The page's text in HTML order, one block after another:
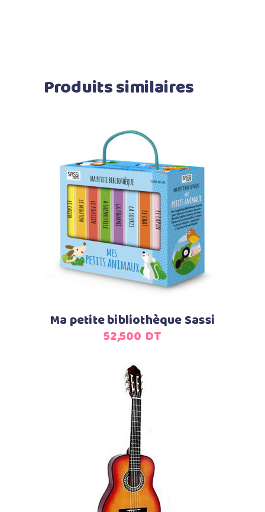
Produits similaires
Ajouter au panier
Ma petite bibliothèque Sassi
52,500 DT
Ajouter au panier